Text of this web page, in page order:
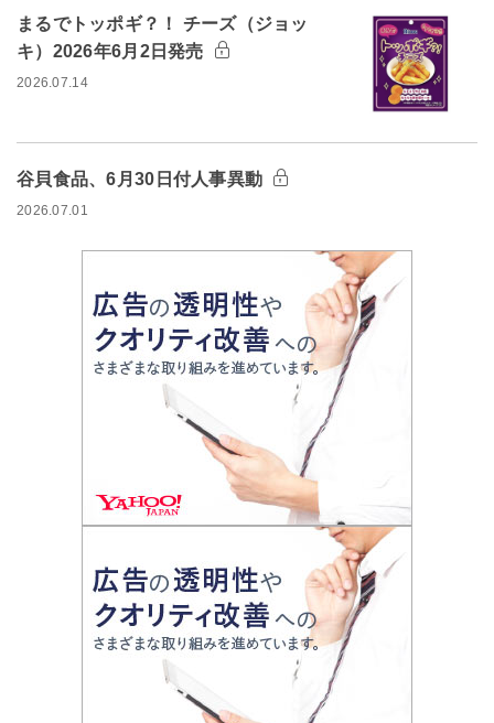
まるでトッポギ？！ チーズ（ジョッ
キ）2026年6月2日発売
2026.07.14
谷貝食品、6月30日付人事異動
2026.07.01